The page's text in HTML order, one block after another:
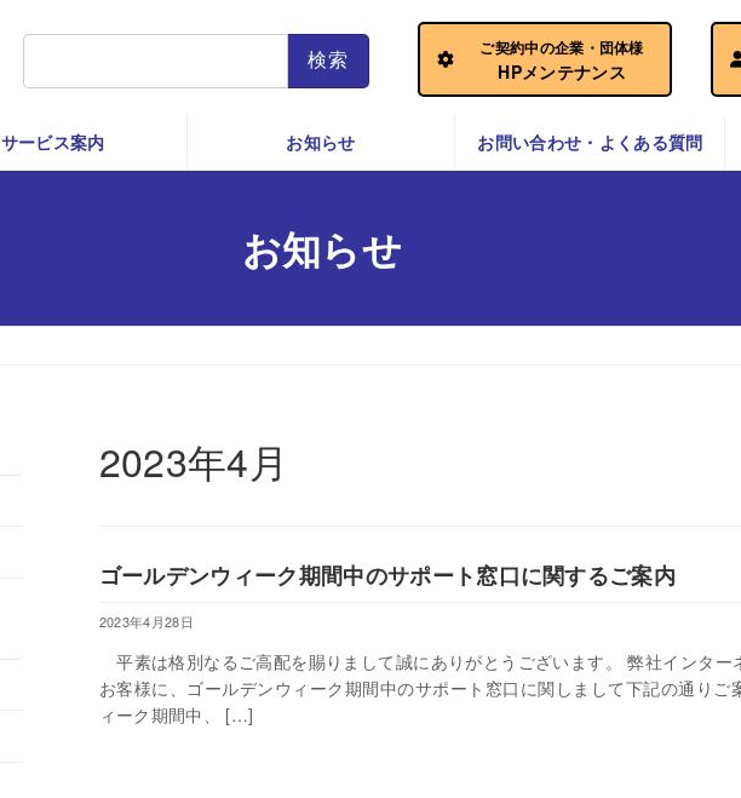
ご契約中の企業・団体様
HPメンテナンス
サービス案内 お知らせ お問い合わせ・よくある質問
お知らせ
2023年4月
ゴールデンウィーク期間中のサポート窓口に関するご案内
2023年4月28日
平素は格別なるご高配を賜りまして誠にありがとうございます。 弊社インター
お客様に、ゴールデンウィーク期間中のサポート窓口に関しまして下記の通りご
ィーク期間中、 […]